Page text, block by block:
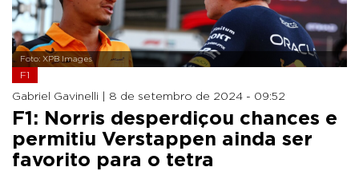
Foto: XPB Images
F1
Gabriel Gavinelli | 8 de setembro de 2024 - 09:52
F1: Norris desperdiçou chances e
permitiu Verstappen ainda ser
favorito para o tetra